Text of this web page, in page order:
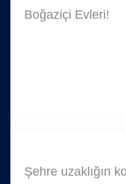
Boğaziçi Evleri!
Şehre uzaklığın